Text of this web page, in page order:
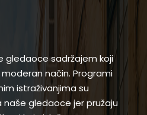
gledaoce sadržajem koji
način. Programi
istraživanjima su
gledaoce jer pružaju